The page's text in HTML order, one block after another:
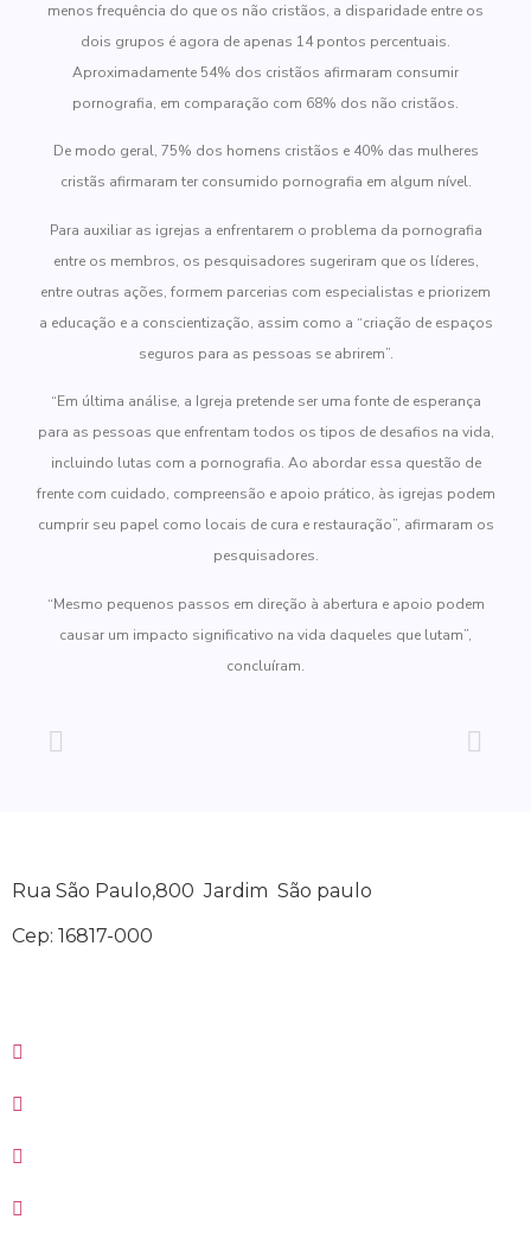
menos frequência do que os não cristãos, a disparidade entre os
dois grupos é agora de apenas 14 pontos percentuais.
Aproximadamente 54% dos cristãos afirmaram consumir
pornografia, em comparação com 68% dos não cristãos.
De modo geral, 75% dos homens cristãos e 40% das mulheres
cristãs afirmaram ter consumido pornografia em algum nível.
Para auxiliar as igrejas a enfrentarem o problema da pornografia
entre os membros, os pesquisadores sugeriram que os líderes,
entre outras ações, formem parcerias com especialistas e priorizem
a educação e a conscientização, assim como a “criação de espaços
seguros para as pessoas se abrirem”.
“Em última análise, a Igreja pretende ser uma fonte de esperança
para as pessoas que enfrentam todos os tipos de desafios na vida,
incluindo lutas com a pornografia. Ao abordar essa questão de
frente com cuidado, compreensão e apoio prático, às igrejas podem
cumprir seu papel como locais de cura e restauração”, afirmaram os
pesquisadores.
“Mesmo pequenos passos em direção à abertura e apoio podem
causar um impacto significativo na vida daqueles que lutam”,
concluíram.
Rua São Paulo,800 Jardim São paulo
Cep: 16817-000